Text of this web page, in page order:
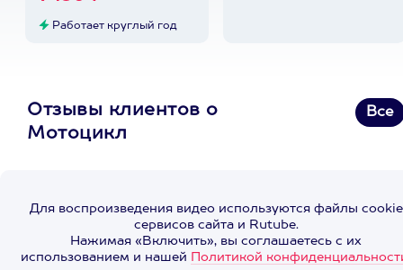
Работает круглый год
Отзывы клиентов о
Мотоцикл
Все
Для воспроизведения видео используются файлы cookie
сервисов сайта и Rutube.
Нажимая «Включить», вы соглашаетесь с их
использованием и нашей Политикой